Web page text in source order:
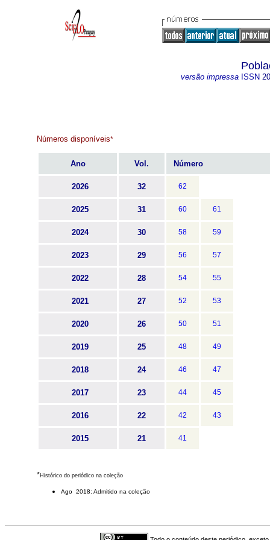
versão impressa ISSN
Números disponíveis*
Ano Vol. Número
2026 32 62
2025 31 60 61
2024 30 58 59
2023 29 56 57
2022 28 54 55
2021 27 52 53
2020 26 50 51
2019 25 48 49
2018 24 46 47
2017 23 44 45
2016 22 42 43
2015 21 41
*Histórico do periódico na coleção
Ago 2018: Admitido na coleção